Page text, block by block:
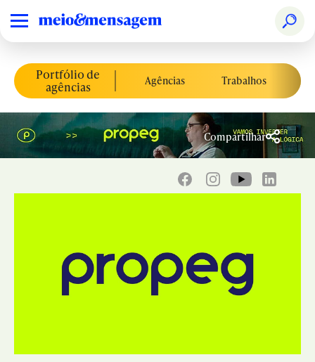
Portfólio de
agências Agências Trabalhos
Compartilhar